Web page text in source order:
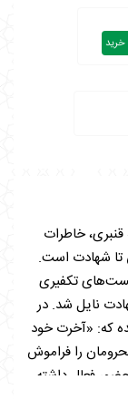
خرید
خاطرات
تا شهادت است.
تکفیری
نایل شد‌. در
که: «آخرت خود
را فراموش
فعال داشته